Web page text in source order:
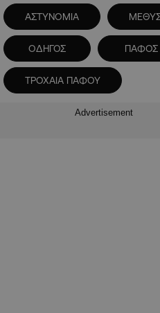
ΑΣΤΥΝΟΜΙΑ
ΟΔΗΓΟΣ ΠΑΦΟΣ
ΤΡΟΧΑΙΑ ΠΑΦΟΥ
Advertisement